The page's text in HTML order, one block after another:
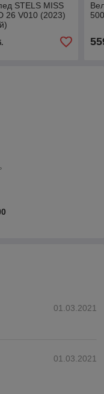
STELS MISS
26 V010 (2023)
01.03.2021
01.03.2021